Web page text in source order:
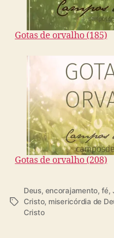
Gotas de orvalho (185)
Gotas de orvalho (208)
T
Deus, encorajamento, fé,
Cristo, misericórdia de
Cristo